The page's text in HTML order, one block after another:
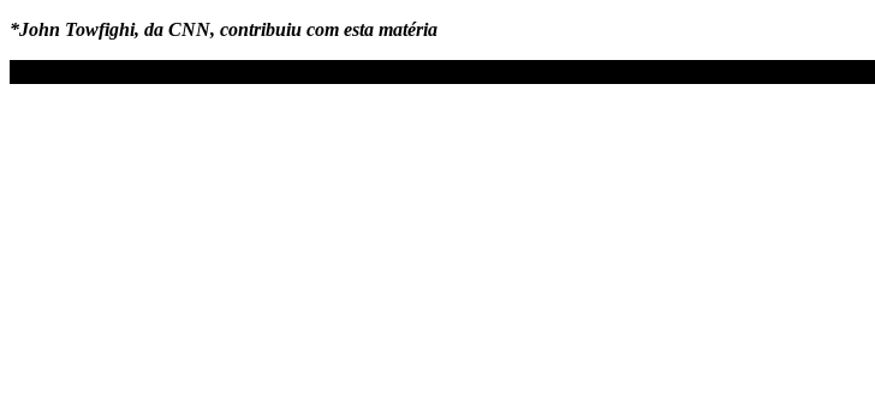
*John Towfighi, da CNN, contribuiu com esta matéria